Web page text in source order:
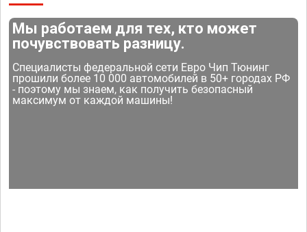
Мы работаем для тех, кто может
почувствовать разницу.
Специалисты федеральной сети Евро Чип Тюнинг
прошили более 10 000 автомобилей в 50+ городах РФ
- поэтому мы знаем, как получить безопасный
максимум от каждой машины!